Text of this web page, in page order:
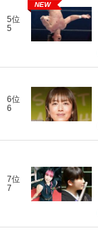
5位
5
NEW
6位
6
7位
7